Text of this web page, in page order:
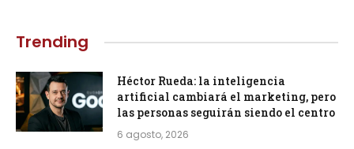
Trending
Héctor Rueda: la inteligencia
artificial cambiará el marketing, pero
las personas seguirán siendo el centro
6 agosto, 2026